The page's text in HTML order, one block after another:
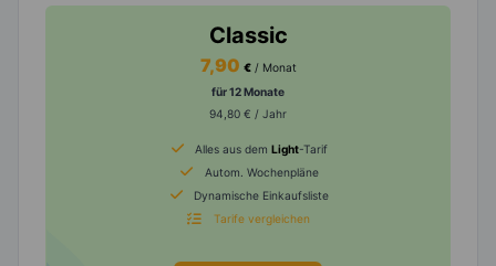
Classic
7,90 € / Monat
für 12 Monate
94,80 € / Jahr
Alles aus dem Light-Tarif
Autom. Wochenpläne
Dynamische Einkaufsliste
Tarife vergleichen